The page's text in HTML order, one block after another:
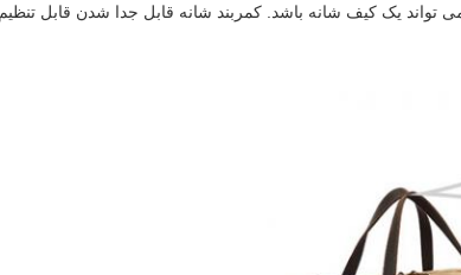
تواند یک کیف شانه باشد. کمربند شانه قابل جدا شدن قابل